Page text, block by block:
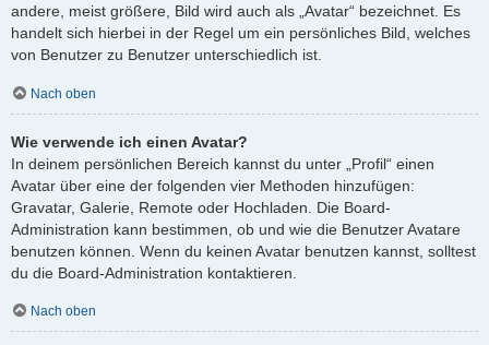
andere, meist größere, Bild wird auch als „Avatar“ bezeichnet. Es
handelt sich hierbei in der Regel um ein persönliches Bild, welches
von Benutzer zu Benutzer unterschiedlich ist.
Nach oben
Wie verwende ich einen Avatar?
In deinem persönlichen Bereich kannst du unter „Profil“ einen
Avatar über eine der folgenden vier Methoden hinzufügen:
Gravatar, Galerie, Remote oder Hochladen. Die Board-
Administration kann bestimmen, ob und wie die Benutzer Avatare
benutzen können. Wenn du keinen Avatar benutzen kannst, solltest
du die Board-Administration kontaktieren.
Nach oben